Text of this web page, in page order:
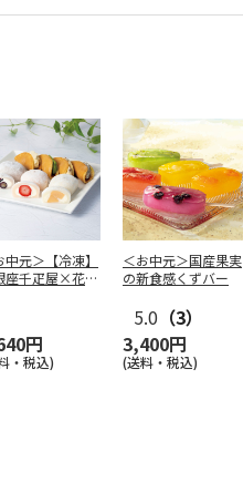
中元＞【冷凍】
座千疋屋×花園
円
・税込)
＜お中元＞国産果実
の新食感くずバー
5.0 （3）
3,400円
(送料・税込)